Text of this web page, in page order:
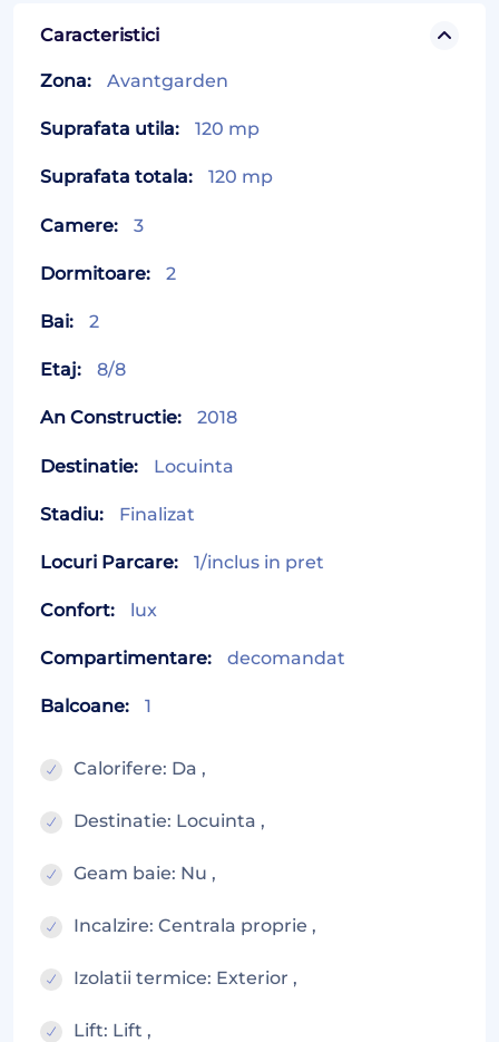
Caracteristici
Zona: Avantgarden
Suprafata utila: 120 mp
Suprafata totala: 120 mp
Camere: 3
Dormitoare: 2
Bai: 2
Etaj: 8/8
An Constructie: 2018
Destinatie: Locuinta
Stadiu: Finalizat
Locuri Parcare: 1/inclus in pret
Confort: lux
Compartimentare: decomandat
Balcoane: 1
Calorifere: Da ,
Destinatie: Locuinta ,
Geam baie: Nu ,
Incalzire: Centrala proprie ,
Izolatii termice: Exterior ,
Lift: Lift ,